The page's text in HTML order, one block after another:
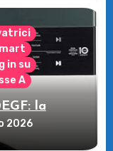
in su
A
la
bucato!
2026